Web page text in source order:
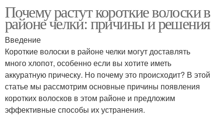
Почему растут короткие волоски в
районе челки: причины и решения
Введение
Короткие волоски в районе челки могут доставлять
много хлопот, особенно если вы хотите иметь
аккуратную прическу. Но почему это происходит? В этой
статье мы рассмотрим основные причины появления
коротких волосков в этом районе и предложим
эффективные способы их устранения.